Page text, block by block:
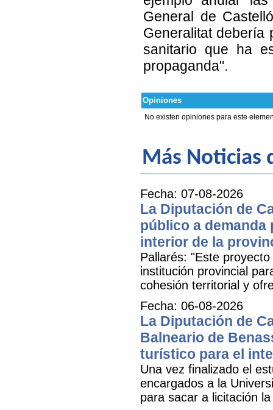
General de
Generalitat debería
sanitario que ha
propaganda".
Opiniones
No existen opiniones para este
Más Noticias
Fecha: 07-08-2026
La Diputación de
público a demanda
interior de la
Pallarés: "Este
institución provincial
cohesión territorial y
Fecha: 06-08-2026
La Diputación de
Balneario de
turístico para el
Una vez finalizado el
encargados a la
para sacar a licitación